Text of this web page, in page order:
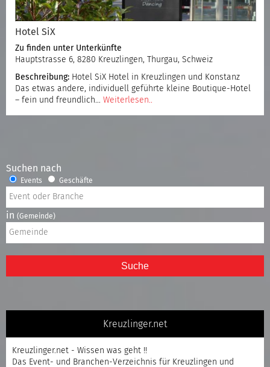
Hotel SiX
Zu finden unter Unterkünfte
Hauptstrasse 6, 8280 Kreuzlingen, Thurgau, Schweiz
Beschreibung: Hotel SiX Hotel in Kreuzlingen und Konstanz
Das etwas andere, individuell geführte kleine Boutique-Hotel
– fein und freundlich… Weiterlesen..
Suchen nach
Events Geschäfte
in (Gemeinde)
Suche
Kreuzlinger.net
Kreuzlinger.net - Wissen was geht !!
Das Event- und Branchen-Verzeichnis für Kreuzlingen und